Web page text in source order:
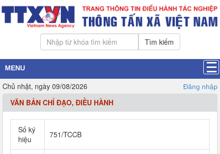
Tìm kiếm
MENU
Chủ nhật, ngày 09/08/2026 Đăng nhập
VĂN BẢN CHỈ ĐẠO, ĐIỀU HÀNH
Số ký
hiệu
751/TCCB